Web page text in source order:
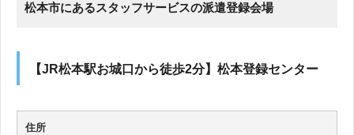
松本市にあるスタッフサービスの派遣登録会場
【JR松本駅お城口から徒歩2分】松本登録センター
住所